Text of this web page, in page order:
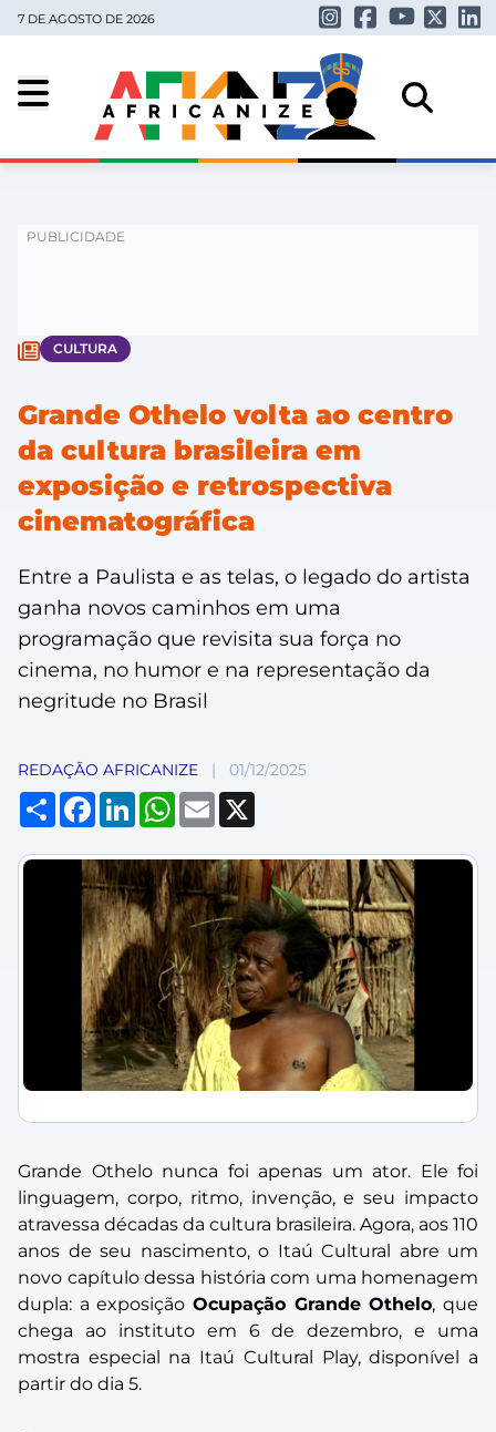
7 DE AGOSTO DE 2026
CULTURA
Grande Othelo volta ao centro
da cultura brasileira em
exposição e retrospectiva
cinematográfica
Entre a Paulista e as telas, o legado do artista
ganha novos caminhos em uma
programação que revisita sua força no
cinema, no humor e na representação da
negritude no Brasil
REDAÇÃO AFRICANIZE | 01/12/2025
Compartilhar
Facebook
LinkedInWhatsApp
Email
Grande Othelo nunca foi apenas um ator. Ele foi
linguagem, corpo, ritmo, invenção, e seu impacto
atravessa décadas da cultura brasileira. Agora, aos 110
anos de seu nascimento, o Itaú Cultural abre um
novo capítulo dessa história com uma homenagem
dupla: a exposição Ocupação Grande Othelo, que
chega ao instituto em 6 de dezembro, e uma
mostra especial na Itaú Cultural Play, disponível a
partir do dia 5.